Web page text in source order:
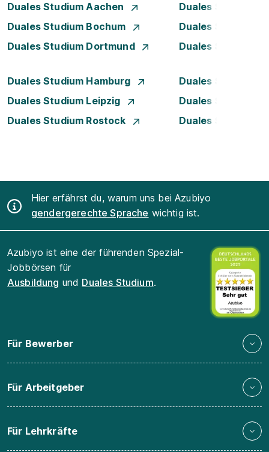
Duales Studium Aachen
Duales Studium
Duales Studium Bochum
Duales Studium
Duales Studium Dortmund
Duales Studium
Duales Studium Hamburg
Duales Studium
Duales Studium Leipzig
Duales Studium
Duales Studium Rostock
Duales Studium
Hier erfährst du, warum uns bei Azubiyo
gendergerechte Sprache wichtig ist.
Azubiyo ist eine der führenden Spezial-
Jobbörsen für
Ausbildung und Duales Studium.
Für Bewerber
Für Arbeitgeber
Für Lehrkräfte